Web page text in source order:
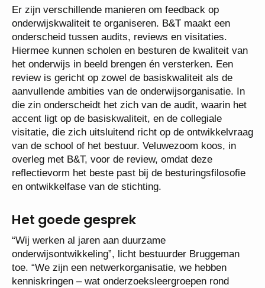
Er zijn verschillende manieren om feedback op
onderwijskwaliteit te organiseren. B&T maakt een
onderscheid tussen audits, reviews en visitaties.
Hiermee kunnen scholen en besturen de kwaliteit van
het onderwijs in beeld brengen én versterken. Een
review is gericht op zowel de basiskwaliteit als de
aanvullende ambities van de onderwijsorganisatie. In
die zin onderscheidt het zich van de audit, waarin het
accent ligt op de basiskwaliteit, en de collegiale
visitatie, die zich uitsluitend richt op de ontwikkelvraag
van de school of het bestuur. Veluwezoom koos, in
overleg met B&T, voor de review, omdat deze
reflectievorm het beste past bij de besturingsfilosofie
en ontwikkelfase van de stichting.
Het goede gesprek
“Wij werken al jaren aan duurzame
onderwijsontwikkeling”, licht bestuurder Bruggeman
toe. “We zijn een netwerkorganisatie, we hebben
kenniskringen – wat onderzoeksleergroepen rond